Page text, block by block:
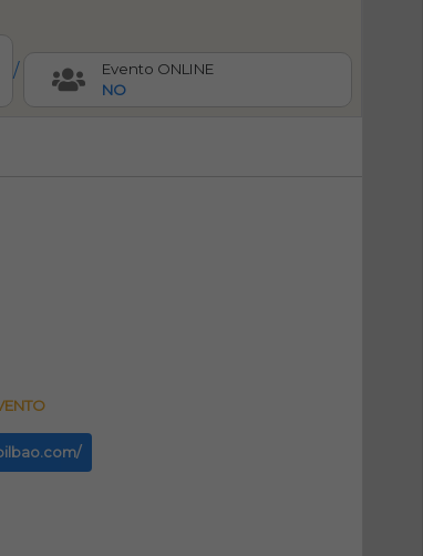
/
Evento ONLINE
NO